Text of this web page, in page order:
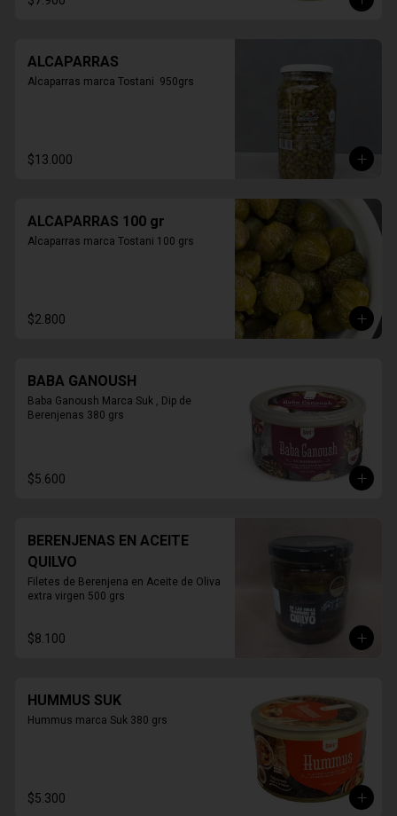
ALCAPARRAS
Alcaparras marca Tostani  950grs
$13.000
ALCAPARRAS 100 gr
Alcaparras marca Tostani 100 grs
$2.800
BABA GANOUSH
Baba Ganoush Marca Suk , Dip de
Berenjenas 380 grs
$5.600
BERENJENAS EN ACEITE
QUILVO
Filetes de Berenjena en Aceite de Oliva
extra virgen 500 grs
$8.100
HUMMUS SUK
Hummus marca Suk 380 grs
$5.300